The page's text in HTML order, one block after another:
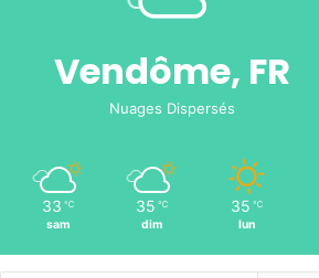
Vendôme, FR
Nuages Dispersés
33 ℃
sam
35 ℃
dim
35 ℃
lun